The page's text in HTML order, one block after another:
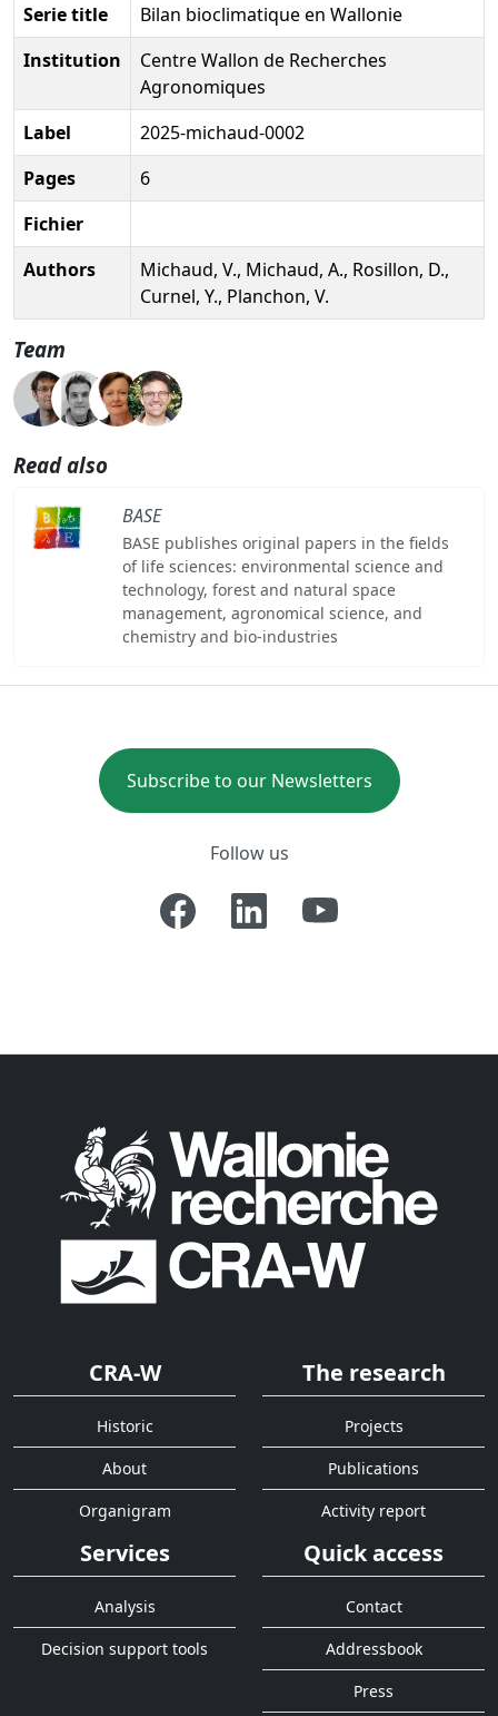
Serie title
Bilan bioclimatique en Wallonie
Institution
Centre Wallon de Recherches
Agronomiques
Label
2025-michaud-0002
Pages
6
Fichier
Authors
Michaud, V., Michaud, A., Rosillon, D.,
Curnel, Y., Planchon, V.
Team
Read also
BASE
BASE publishes original papers in the fields
of life sciences: environmental science and
technology, forest and natural space
management, agronomical science, and
chemistry and bio-industries
Subscribe to our Newsletters
Follow us
CRA-W
Historic
About
Organigram
The research
Projects
Publications
Activity report
Services
Analysis
Decision support tools
Quick access
Contact
Addressbook
Press